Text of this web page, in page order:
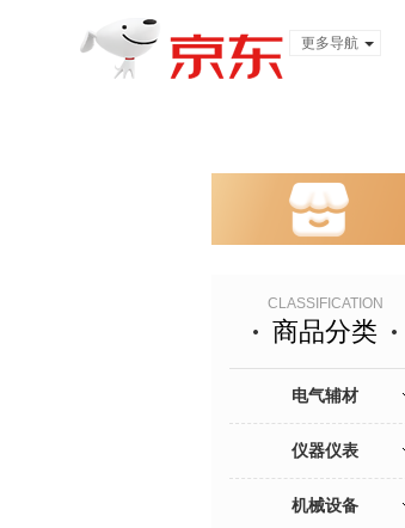
更多导航
CLASSIFICATION
商品分类
电气辅材
仪器仪表
机械设备